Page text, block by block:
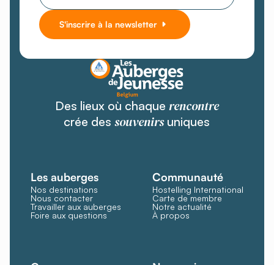
S'inscrire à la newsletter
Des lieux où chaque rencontre
crée dessouvenirsuniques
Les auberges
Nos destinations
Nous contacter
Travailler aux auberges
Foire aux questions
Communauté
Hostelling International
Carte de membre
Notre actualité
À propos